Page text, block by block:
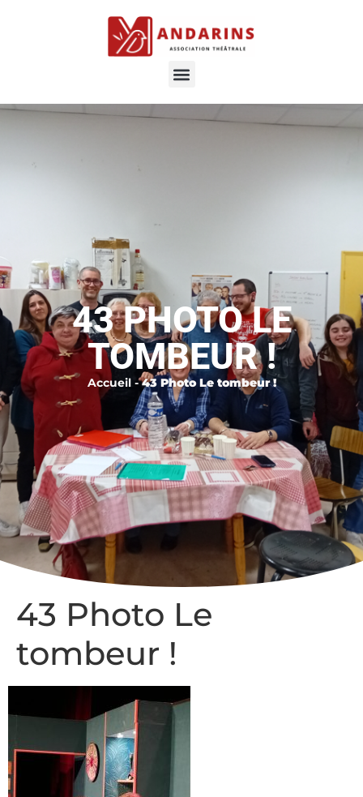
43 PHOTO LE
TOMBEUR !
Accueil-43 Photo Le tombeur !
43 Photo Le
tombeur !